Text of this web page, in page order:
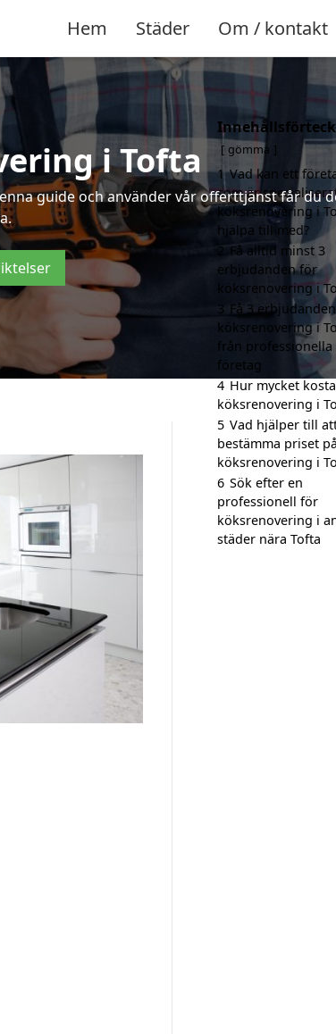
Hem Städer Om / kontakt
i Tofta
guide och använder vår offerttjänst får du
gömma
1 Vad kan ett
som är
köksrenovering i
hjälpa till med?
2 Få alltid minst 3
erbjudanden för
köksrenovering i
3 Få 3
köksrenovering i
från professionella
företag
4 Hur mycket
köksrenovering i
5 Vad hjälper till
bestämma priset på
köksrenovering i
6 Sök efter en
professionell för
köksrenovering i
städer nära Tofta